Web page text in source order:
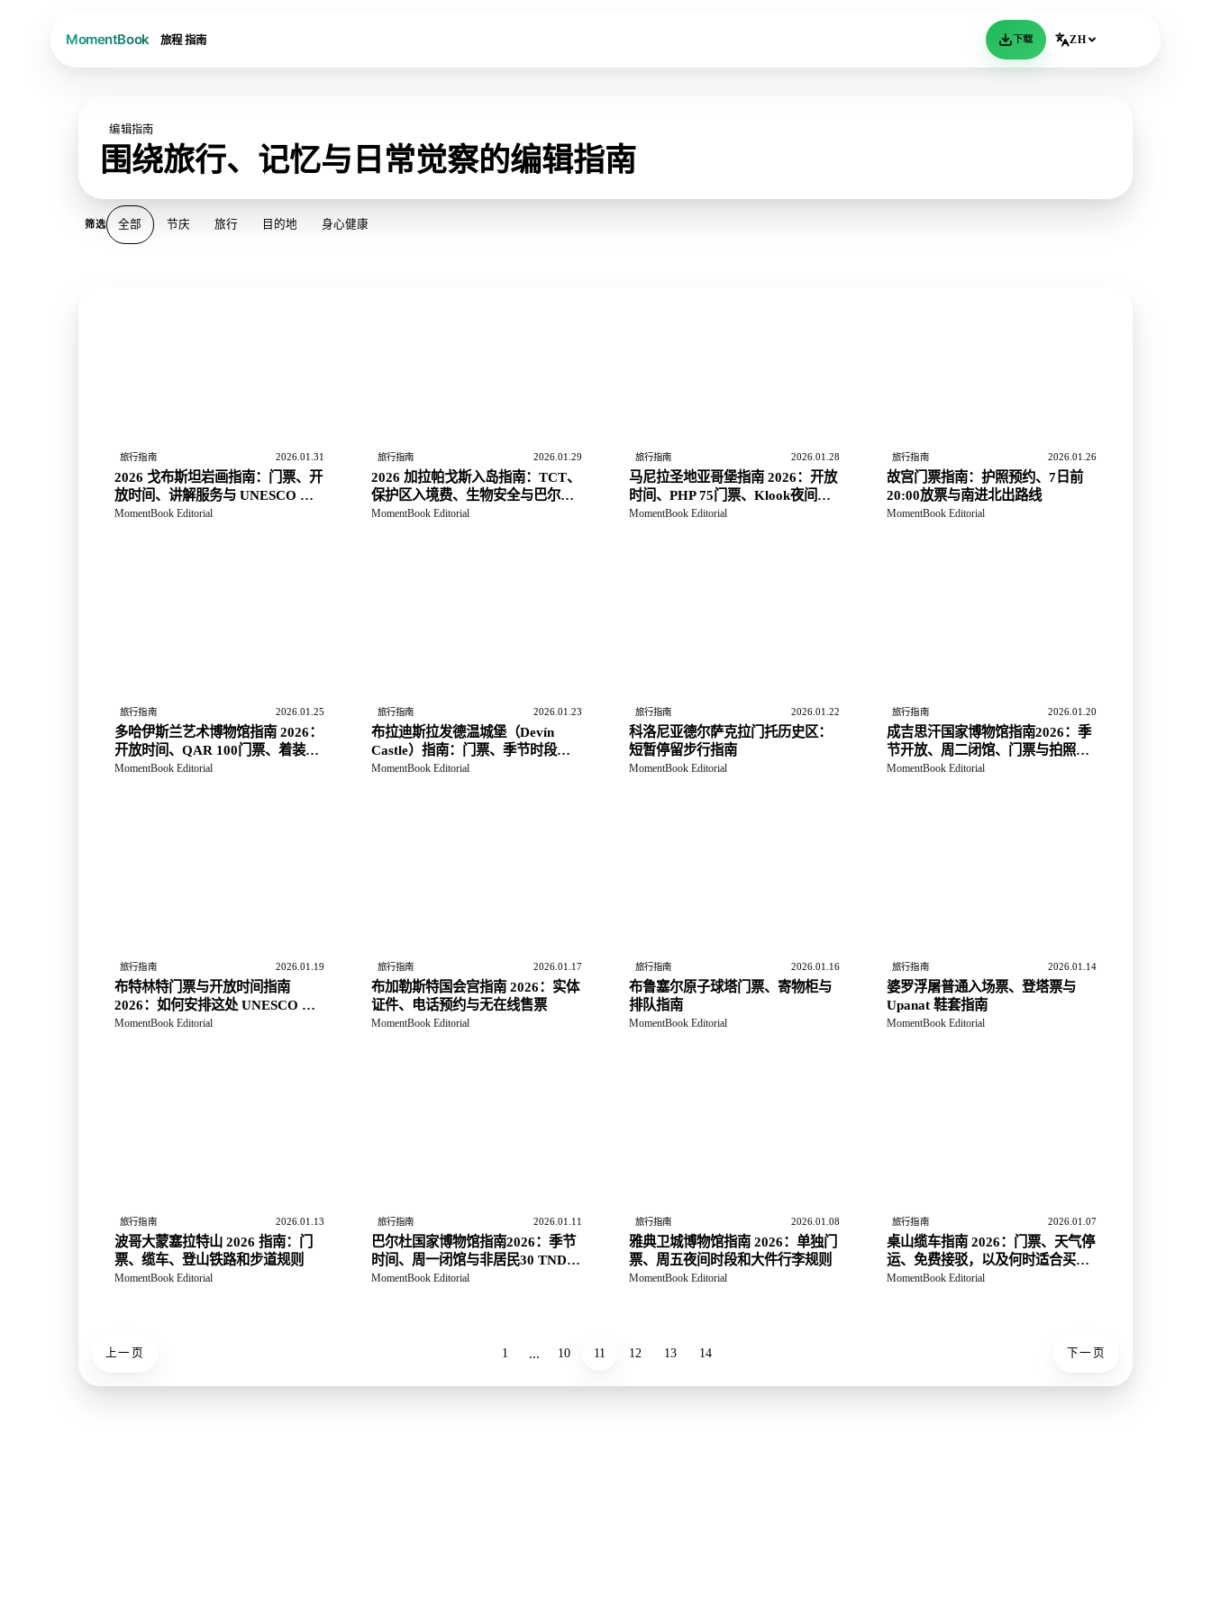
旅程指南 下载 ZH
编辑指南
围绕旅行、记忆与日常觉察的编辑指南
筛选 全部 节庆 旅行 目的地 身心健康
旅行指南 2026.01.31
2026 戈布斯坦岩画指南：门票、开
放时间、讲解服务与 UNESCO 背
景
MomentBook Editorial
旅行指南 2026.01.29
2026 加拉帕戈斯入岛指南：TCT、
保护区入境费、生物安全与巴尔特
拉抵达
MomentBook Editorial
旅行指南 2026.01.28
马尼拉圣地亚哥堡指南 2026：开放
时间、PHP 75门票、Klook夜间入
场与折扣证件规则
MomentBook Editorial
旅行指南 2026.01.26
故宫门票指南：护照预约、7日前
20:00放票与南进北出路线
MomentBook Editorial
旅行指南 2026.01.25
多哈伊斯兰艺术博物馆指南 2026：
开放时间、QAR 100门票、着装与
摄影规则
MomentBook Editorial
旅行指南 2026.01.23
布拉迪斯拉发德温城堡（Devín
Castle）指南：门票、季节时段与
Bratislava CARD 入场
MomentBook Editorial
旅行指南 2026.01.22
科洛尼亚德尔萨克拉门托历史区：
短暂停留步行指南
MomentBook Editorial
旅行指南 2026.01.20
成吉思汗国家博物馆指南2026：季
节开放、周二闭馆、门票与拍照许
可
MomentBook Editorial
旅行指南 2026.01.19
布特林特门票与开放时间指南
2026：如何安排这处 UNESCO 遗
址
MomentBook Editorial
旅行指南 2026.01.17
布加勒斯特国会宫指南 2026：实体
证件、电话预约与无在线售票
MomentBook Editorial
旅行指南 2026.01.16
布鲁塞尔原子球塔门票、寄物柜与
排队指南
MomentBook Editorial
旅行指南 2026.01.14
婆罗浮屠普通入场票、登塔票与
Upanat 鞋套指南
MomentBook Editorial
旅行指南 2026.01.13
波哥大蒙塞拉特山 2026 指南：门
票、缆车、登山铁路和步道规则
MomentBook Editorial
旅行指南 2026.01.11
巴尔杜国家博物馆指南2026：季节
时间、周一闭馆与非居民30 TND门
票
MomentBook Editorial
旅行指南 2026.01.08
雅典卫城博物馆指南 2026：单独门
票、周五夜间时段和大件行李规则
MomentBook Editorial
旅行指南 2026.01.07
桌山缆车指南 2026：门票、天气停
运、免费接驳，以及何时适合买单
程票
MomentBook Editorial
上一页 1 ... 10 11 12 13 14 下一页